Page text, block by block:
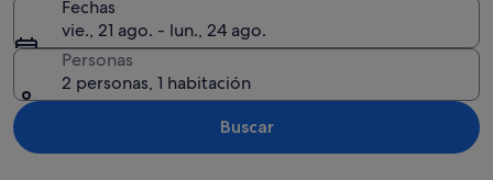
Fechas
vie., 21 ago. - lun., 24 ago.
Personas
2 personas, 1 habitación
Buscar